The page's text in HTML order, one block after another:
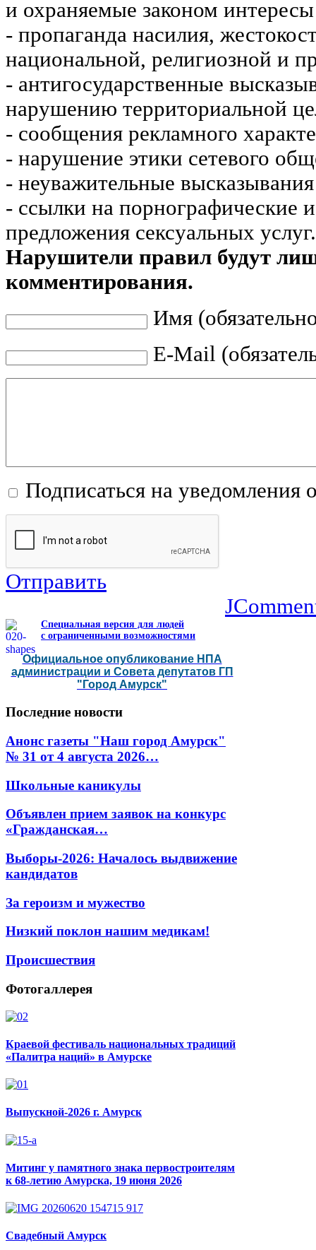
и охраняемые законом
- пропаганда насилия,
национальной, религиозной и
- антигосударственные
нарушению территориальной
- сообщения рекламного
- нарушение этики сетевого
- неуважительные
- ссылки на порнографические
предложения сексуальных услуг.
Нарушители правил будут
комментирования.
Имя
E-Mail
Подписаться на уведомления
Отправить
Специальная версия для людей
с ограниченными возможностями
Официальное опубликование НПА
администрации и Совета депутатов ГП
"Город Амурск"
Последние новости
Анонс газеты "Наш город Амурск"
№ 31 от 4 августа 2026…
Школьные каникулы
Объявлен прием заявок на конкурс
«Гражданская…
Выборы-2026: Началось выдвижение
кандидатов
За героизм и мужество
Низкий поклон нашим медикам!
Происшествия
Фотогаллерея
Краевой фестиваль национальных традиций
«Палитра наций» в Амурске
Выпускной-2026 г. Амурск
Митинг у памятного знака первостроителям
к 68-летию Амурска, 19 июня 2026
Свадебный Амурск